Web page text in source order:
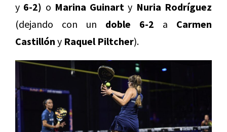
y 6-2) o Marina Guinart y Nuria Rodríguez
(dejando con un doble 6-2 a Carmen
Castillón y Raquel Piltcher).